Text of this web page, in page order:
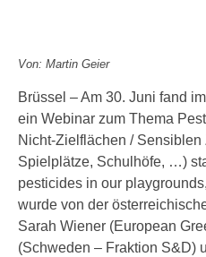
Von: Martin Geier
Brüssel – Am 30. Juni fand
ein Webinar zum Thema
Nicht-Zielflächen / Sensiblen
Spielplätze, Schulhöfe, …)
pesticides in our
wurde von der
Sarah Wiener (European
(Schweden – Fraktion S&D)